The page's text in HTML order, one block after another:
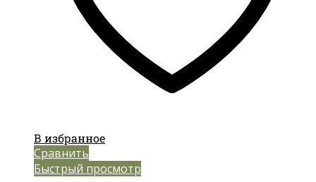
В избранное
Сравнить
Быстрый просмотр